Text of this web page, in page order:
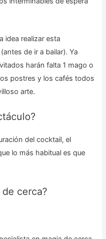
idea realizar esta
de ir a bailar). Ya
harán falta 1 mago o
postres y los cafés todos
arte.
del cocktail, el
lo más habitual es que
cerca?